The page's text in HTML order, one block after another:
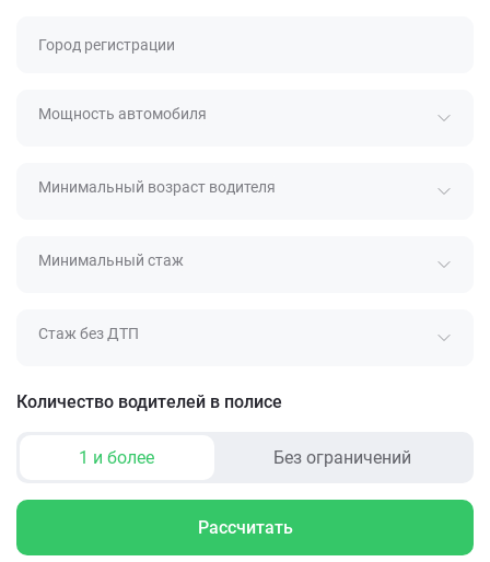
Город регистрации
Мощность автомобиля
Минимальный возраст водителя
Минимальный стаж
Стаж без ДТП
Количество водителей в полисе
1 и более Без ограничений
Рассчитать